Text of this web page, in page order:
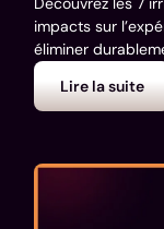
impacts sur
éliminer
Lire la suite